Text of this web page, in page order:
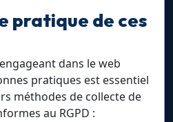
pratique de ces
dans le web
pratiques est essentiel
méthodes de collecte de
au RGPD :